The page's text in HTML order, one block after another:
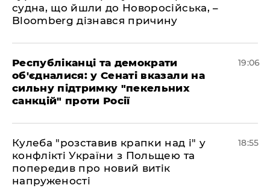
судна, що йшли до Новоросійська, –
Bloomberg дізнався причину
Республіканці та демократи
об'єдналися: у Сенаті вказали на
сильну підтримку "пекельних
санкцій" проти Росії
19:06
Кулеба "розставив крапки над і" у
конфлікті України з Польщею та
попередив про новий витік
напруженості
18:55